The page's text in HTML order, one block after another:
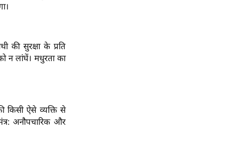
सुरक्षा के प्रति
न लांघें। मधुरता का
ऐसे व्यक्ति से
अनौपचारिक और